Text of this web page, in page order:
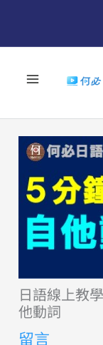
日語線上教
他動詞
留言